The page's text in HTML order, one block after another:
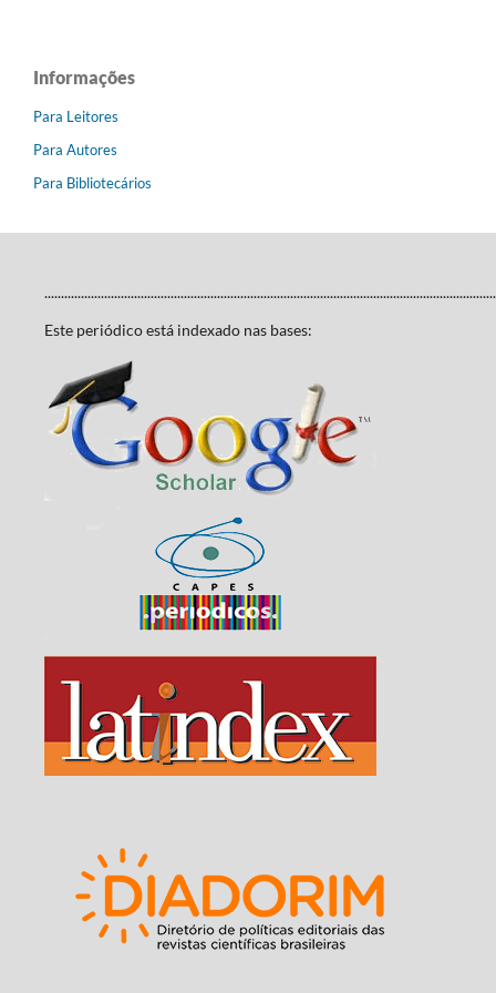
Informações
Para Leitores
Para Autores
Para Bibliotecários
Este periódico está indexado nas bases: